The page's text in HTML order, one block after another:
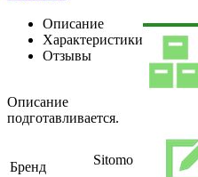
Описание
Характеристики
Отзывы
Описание
подготавливается.
Бренд Sitomo